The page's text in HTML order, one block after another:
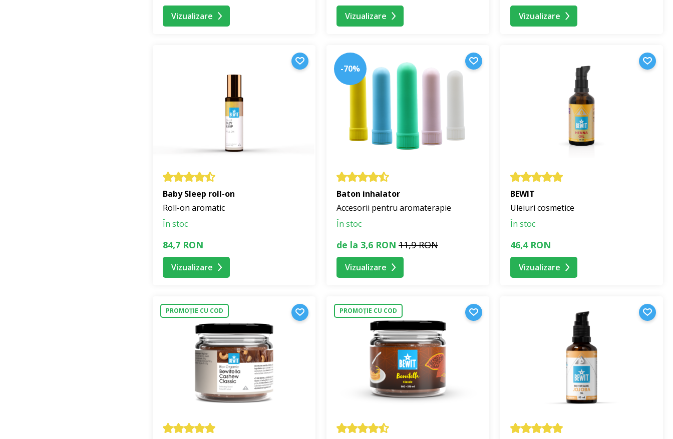
Vizualizare Vizualizare Vizualizare
Baby Sleep roll-on
Roll-on aromatic
În stoc
84,7 RON
Vizualizare
-70%
Baton inhalator
Accesorii pentru aromaterapie
În stoc
de la 3,6 RON 11,9 RON
Vizualizare
BEWIT
Uleiuri cosmetice
În stoc
46,4 RON
Vizualizare
PROMOȚIE CU COD PROMOȚIE CU COD